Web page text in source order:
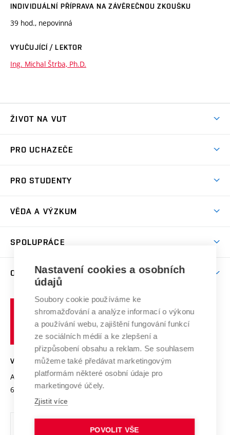
INDIVIDUÁLNÍ PŘÍPRAVA NA ZÁVĚREČNOU ZKOUŠKU
39 hod., nepovinná
VYUČUJÍCÍ / LEKTOR
Ing. Michal Štrba, Ph.D.
ŽIVOT NA VUT
Koleje
Sport na VUT
Brno
PRO UCHAZEČE
Dny otevřených dveří
Celoživotní vzdělávání
E-přihláška
PRO STUDENTY
Harmonogram akademického roku
Závěrečné práce
Doktorské studium
Zpracování osobních údajů studentů
Sociální bezpečí
Studium bez bariér
Podpora podnikání
VĚDA A VÝZKUM
Mezinárodní vědecká rada
Systém zajišťování kvality výzkumu
Výzkumné infrastruktury
Transfer znalostí
Open Science
Projekty
Projekty ze strukturálních fondů
Specifický výzkum
SPOLUPRÁCE
Zahraniční spolupráce
Spolupráce se školami
Služby univerzity
Mezinárodní dohody
Univerzitní sítě
O UNIVERZITĚ
Profil univerzity
Udržitelná univerzita
Podnikavá univerzita / ContriBUTe
Bezpečná univerzita
Vyznamenání
Organizační struktura
Ochrana osobních údajů
učení
technické
VYSOKÉ UČENÍ TECHNICKÉ V BRNĚ
Antonínská 548/1
602 00 Brno
www.vut.cz
vut@vutbr.cz
Nastavení cookies a osobních
údajů
Soubory cookie používáme ke
shromažďování a analýze informací o výkonu
a používání webu, zajištění fungování funkcí
ze sociálních médií a ke zlepšení a
přizpůsobení obsahu a reklam. Se souhlasem
můžeme také předávat marketingovým
platformám některé osobní údaje pro
marketingové účely.
Zjistit více
POVOLIT VŠE